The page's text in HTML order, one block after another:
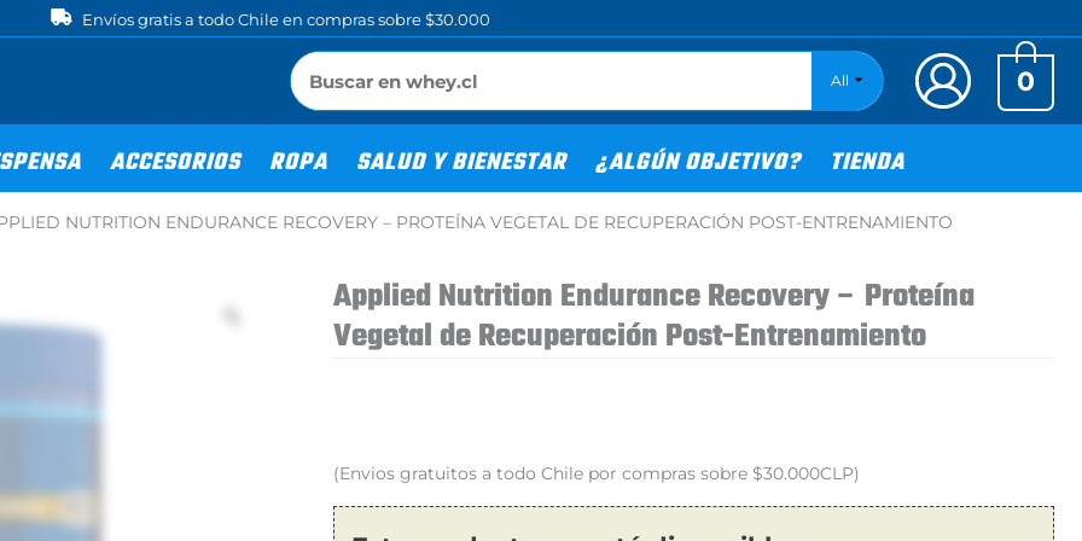
Envíos gratis a todo Chile en compras sobre $30.000
All 0
ACCESORIOS ROPA SALUD Y BIENESTAR ¿ALGÚN OBJETIVO? TIENDA
NUTRITION ENDURANCE RECOVERY – PROTEÍNA VEGETAL DE RECUPERACIÓN POST-ENTRENAMIENTO
Applied Nutrition Endurance Recovery – Proteína
Vegetal de Recuperación Post-Entrenamiento
(Envios gratuitos a todo Chile por compras sobre $30.000CLP)